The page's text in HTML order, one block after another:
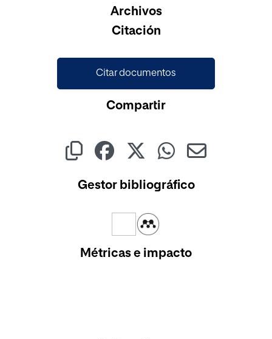
Archivos
Citación
Citar documentos
Compartir
Gestor bibliográfico
Métricas e impacto